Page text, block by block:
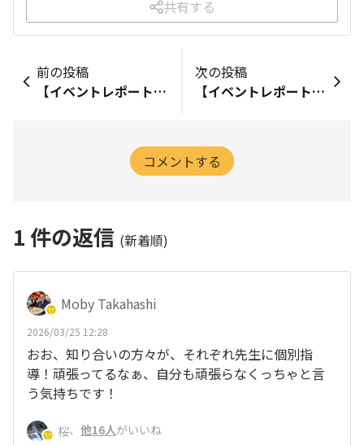
共有する
前の投稿
【イベントレポート】3/7 ポートレートサークル ワークショップ
次の投稿
【イベントレポート】 3/22 ステップアップサークル オンラインセミナー
コメントする
1 件の返信 (新着順)
Moby Takahashi
2026/03/25 12:28
おお、知り合いの方々が、それぞれ先生に個別指
導！頑張ってるなぁ、自分も頑張らなくっちゃと言
う気持ちです！
桜、 他16人がいいね